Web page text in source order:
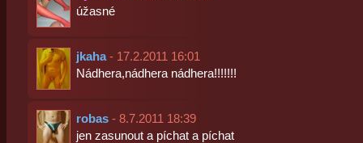
úžasné
jkaha- 17.2.2011 16:01
Nádhera,nádhera nádhera!!!!!!!
robas- 8.7.2011 18:39
jen zasunout a píchat a píchat